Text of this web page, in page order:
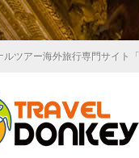
ルツアー海外旅行専門サイト